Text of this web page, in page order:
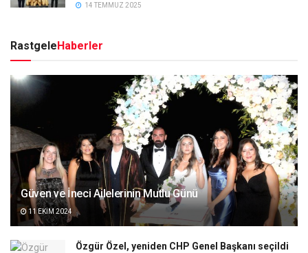
14 TEMMUZ 2025
RastgeleHaberler
Güven ve İneci Ailelerinin Mutlu Günü
11 EKIM 2024
Özgür Özel, yeniden CHP Genel Başkanı seçildi